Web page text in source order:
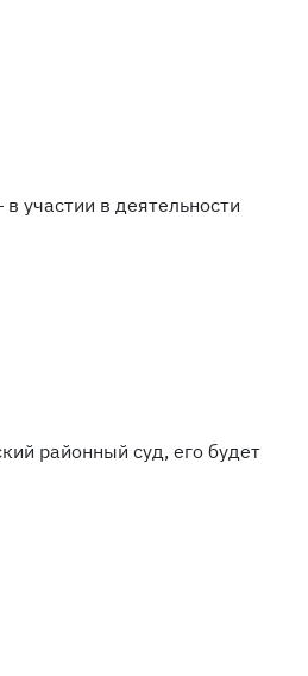
участии в деятельности
районный суд, его будет